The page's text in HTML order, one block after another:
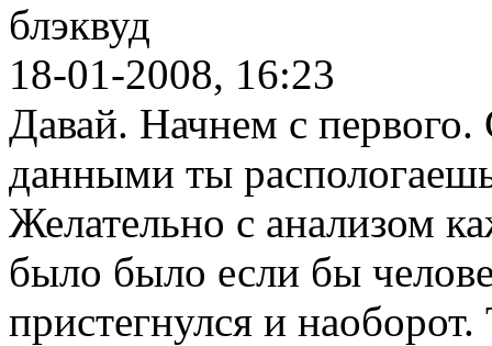
блэквуд
18-01-2008, 16:23
Давай. Начнем с
данными ты
Желательно с анализом
было было если бы
пристегнулся и